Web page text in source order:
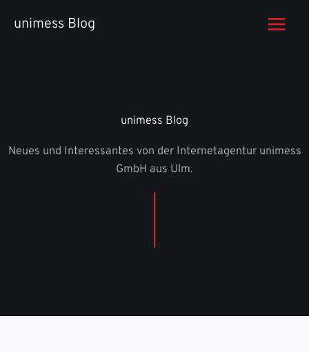
Inhaltunimess Blog
unimess Blog
Neues und Interessantes von der Internetagentur unimess
GmbH aus Ulm.